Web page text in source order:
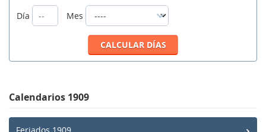
Día
Mes
Calendarios 1909